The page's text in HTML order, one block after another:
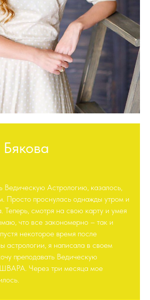
Ведическую Астрологию, казалось,
Просто проснулась однажды утром и
Теперь, смотря на свою карту и умея
что все закономерно – так и
некоторое время после
астрологии, я написала в своем
преподавать Ведическую
Через три месяца мое